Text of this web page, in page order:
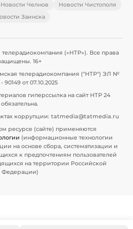
Новости Челнов
Новости Чистополя
Заинска
(«НТР»). Все права
16+
телерадиокомпания ("НТР") ЭЛ №
90149 от 07.10.2025
гиперссылка на сайт НТР 24
обязательна.
коррупции: tatmedia@tatmedia.ru
ресурсе (сайте) применяются
(информационные технологии
на основе сбора, систематизации и
к предпочтениям пользователей
на территории Российской
Федерации)